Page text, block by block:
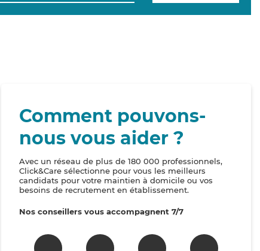
Comment pouvons-
nous vous aider ?
Avec un réseau de plus de 180 000 professionnels,
Click&Care sélectionne pour vous les meilleurs
candidats pour votre maintien à domicile ou vos
besoins de recrutement en établissement.
Nos conseillers vous accompagnent 7/7